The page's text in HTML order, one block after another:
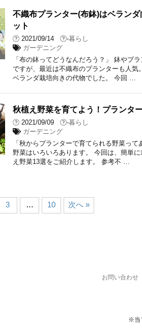
不織布プランター(布鉢)はベラン
ット
2021/09/14 -暮らし
ガーデニング
「布の鉢ってどうなんだろう？」 鉢やプ
ですが、最近は不織布のプランターも人
ベランダ栽培向きの代物でした。 今回 …
秋植え野菜を育てよう！プランタ
2021/09/09 -暮らし
ガーデニング
「秋からプランターで育てられる野菜っ
野菜はいろいろあります。 今回は、簡単
え野菜13選をご紹介します。 参考不 …
3 … 10 次へ »
お問い合わせ
※当